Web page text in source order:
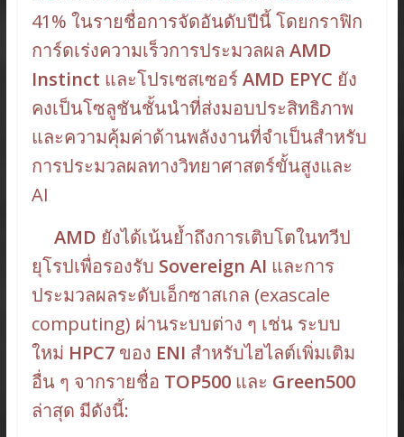
41% ในรายชื่อการจัดอันดับปีนี้ โดยกราฟิก
การ์ดเร่งความเร็วการประมวลผล AMD
Instinct และโปรเซสเซอร์ AMD EPYC ยัง
คงเป็นโซลูชันชั้นนำที่ส่งมอบประสิทธิภาพ
และความคุ้มค่าด้านพลังงานที่จำเป็นสำหรับ
การประมวลผลทางวิทยาศาสตร์ขั้นสูงและ
AI
AMD ยังได้เน้นย้ำถึงการเติบโตในทวีป
ยุโรปเพื่อรองรับ Sovereign AI และการ
ประมวลผลระดับเอ็กซาสเกล (exascale
computing) ผ่านระบบต่าง ๆ เช่น ระบบ
ใหม่ HPC7ของ ENI สำหรับไฮไลต์เพิ่มเติม
อื่น ๆ จากรายชื่อ TOP500และ Green500
ล่าสุด มีดังนี้: